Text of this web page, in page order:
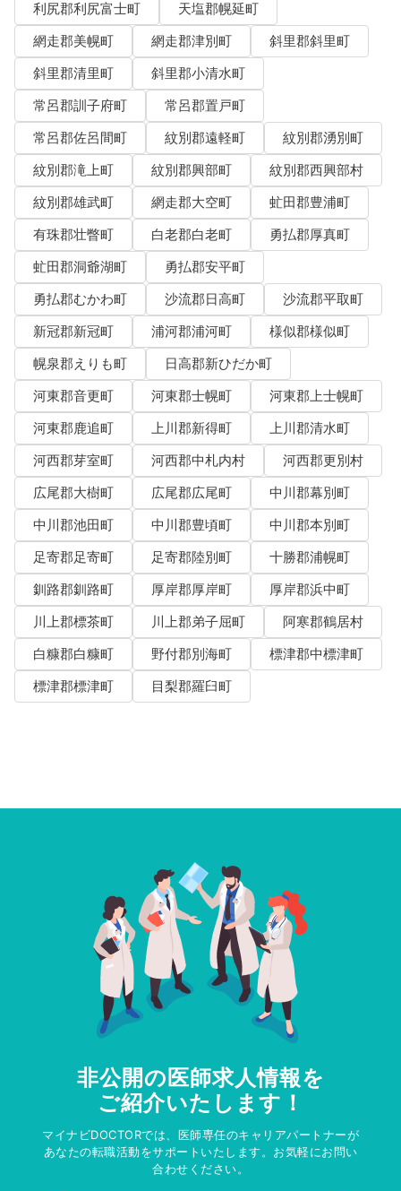
利尻郡利尻富士町
天塩郡幌延町
網走郡美幌町
網走郡津別町
斜里郡斜里町
斜里郡清里町
斜里郡小清水町
常呂郡訓子府町
常呂郡置戸町
常呂郡佐呂間町
紋別郡遠軽町
紋別郡湧別町
紋別郡滝上町
紋別郡興部町
紋別郡西興部村
紋別郡雄武町
網走郡大空町
虻田郡豊浦町
有珠郡壮瞥町
白老郡白老町
勇払郡厚真町
虻田郡洞爺湖町
勇払郡安平町
勇払郡むかわ町
沙流郡日高町
沙流郡平取町
新冠郡新冠町
浦河郡浦河町
様似郡様似町
幌泉郡えりも町
日高郡新ひだか町
河東郡音更町
河東郡士幌町
河東郡上士幌町
河東郡鹿追町
上川郡新得町
上川郡清水町
河西郡芽室町
河西郡中札内村
河西郡更別村
広尾郡大樹町
広尾郡広尾町
中川郡幕別町
中川郡池田町
中川郡豊頃町
中川郡本別町
足寄郡足寄町
足寄郡陸別町
十勝郡浦幌町
釧路郡釧路町
厚岸郡厚岸町
厚岸郡浜中町
川上郡標茶町
川上郡弟子屈町
阿寒郡鶴居村
白糠郡白糠町
野付郡別海町
標津郡中標津町
標津郡標津町
目梨郡羅臼町
非公開の医師求人情報を
ご紹介いたします！
マイナビDOCTORでは、医師専任のキャリアパートナーが
あなたの転職活動をサポートいたします。お気軽にお問い
合わせください。